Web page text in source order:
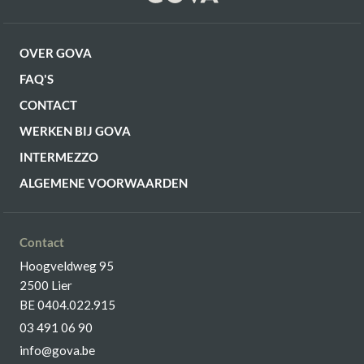
OVER GOVA
FAQ'S
CONTACT
WERKEN BIJ GOVA
INTERMEZZO
ALGEMENE VOORWAARDEN
Contact
Hoogveldweg 95
2500 Lier
BE 0404.022.915
03 491 06 90
info@gova.be